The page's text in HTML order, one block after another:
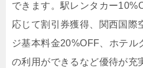
できます。駅レンタカー
応じて割引券獲得、関西国際
ジ基本料金20%OFF、ホテル
の利用ができるなど優待が充